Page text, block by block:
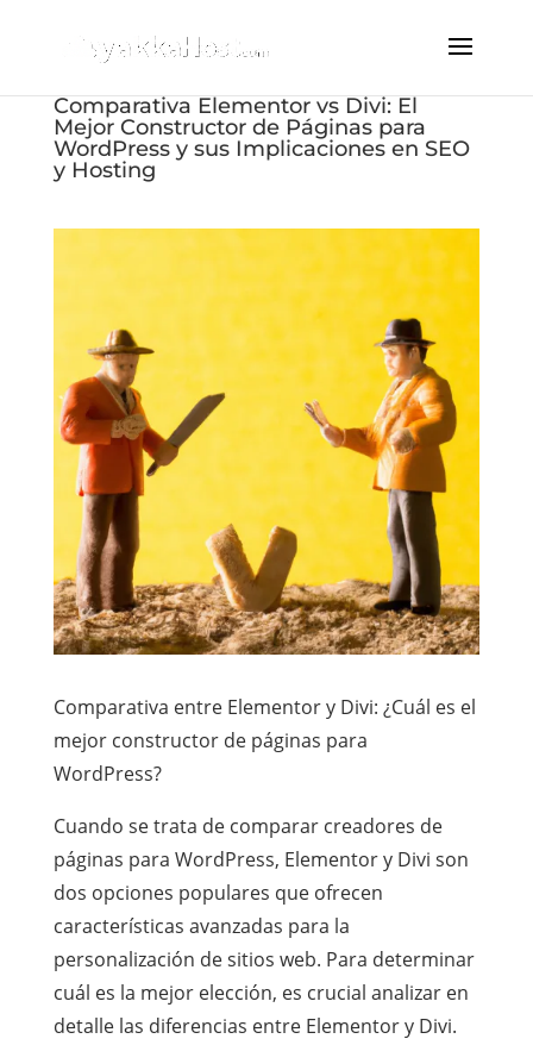
Comparativa Elementor vs Divi: El
Mejor Constructor de Páginas para
WordPress y sus Implicaciones en SEO
y Hosting
Comparativa entre Elementor y Divi: ¿Cuál es el
mejor constructor de páginas para
WordPress?
Cuando se trata de comparar creadores de
páginas para WordPress, Elementor y Divi son
dos opciones populares que ofrecen
características avanzadas para la
personalización de sitios web. Para determinar
cuál es la mejor elección, es crucial analizar en
detalle las diferencias entre Elementor y Divi.